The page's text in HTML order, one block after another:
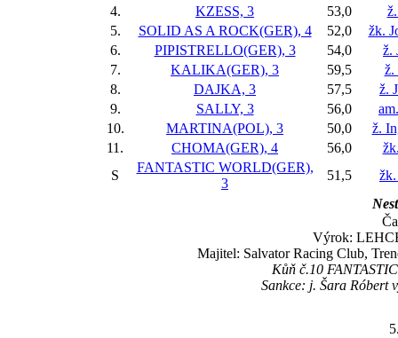
4.
KZESS, 3 53,0
5.
SOLID AS A ROCK(GER), 4 52,0
žk.
6.
PIPISTRELLO(GER), 3 54,0
ž.
7.
KALIKA(GER), 3 59,5
ž.
8.
DAJKA, 3 57,5
ž.
9.
SALLY, 3 56,0
10.
MARTINA(POL), 3 50,0
ž.
11.
CHOMA(GER), 4 56,0
S
FANTASTIC WORLD(GER),
3
51,5
Výrok:
Majitel: Salvator Racing Club,
Kůň č.10
Sankce: j. Šara Róbert